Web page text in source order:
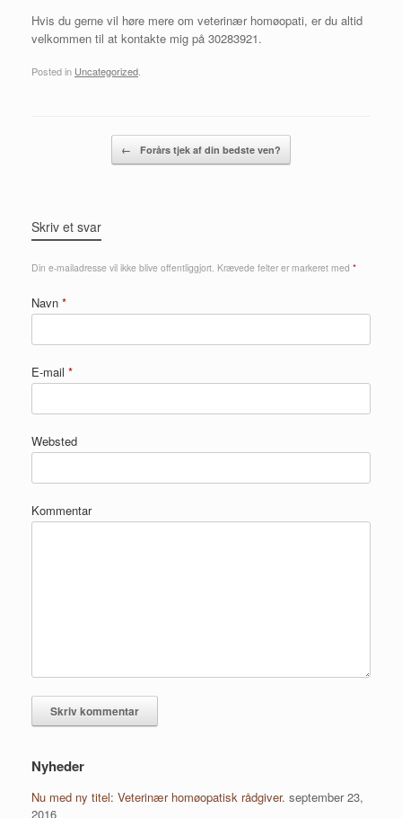
Hvis du gerne vil høre mere om veterinær homøopati, er du altid
velkommen til at kontakte mig på 30283921.
Posted in Uncategorized
← Forårs tjek af din bedste ven?
Skriv et svar
Din e-mailadresse vil ikke blive offentliggjort. Krævede felter er markeret med *
Navn *
E-mail *
Websted
Kommentar
Nyheder
Nu med ny titel: Veterinær homøopatisk rådgiver. september 23,
2016